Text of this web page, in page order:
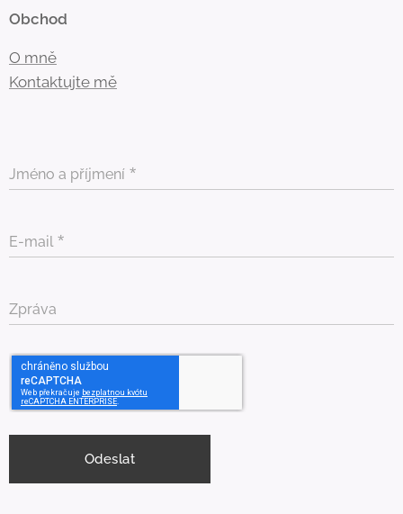
Obchod
O mně
Kontaktujte mě
Jméno a příjmení
E-mail
Zpráva
Odeslat